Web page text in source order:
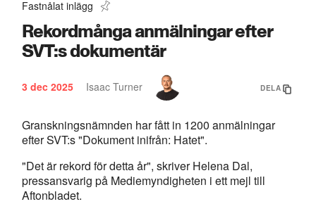
Här somnar programledaren – i sändning
0:45
Fastnålat inlägg
Rekordmånga anmälningar efter
SVT:s dokumentär
3 dec 2025 Isaac Turner DELA
Granskningsnämnden har fått in 1200 anmälningar
efter SVT:s "Dokument inifrån: Hatet".
"Det är rekord för detta år", skriver Helena Dal,
pressansvarig på Mediemyndigheten i ett mejl till
Aftonbladet.